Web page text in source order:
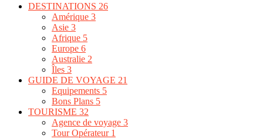
DESTINATIONS 26
Amérique 3
Asie 3
Afrique 5
Europe 6
Australie 2
Îles 3
GUIDE DE VOYAGE 21
Equipements 5
Bons Plans 5
TOURISME 32
Agence de voyage 3
Tour Opérateur 1